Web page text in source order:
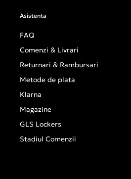
Asistenta
FAQ
Comenzi & Livrari
Returnari & Rambursari
Metode de plata
Klarna
Magazine
GLS Lockers
Stadiul Comenzii